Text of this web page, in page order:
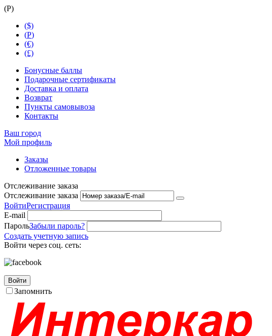
(Р)
($)
(Р)
(€)
(£)
Бонусные баллы
Подарочные сертификаты
Доставка и оплата
Возврат
Пункты самовывоза
Контакты
Ваш город
Мой профиль
Заказы
Отложенные товары
Отслеживание заказа
Отслеживание заказа
ВойтиРегистрация
E-mail
ПарольЗабыли пароль?
Создать учетную запись
Войти через соц. сеть:
Войти
Запомнить